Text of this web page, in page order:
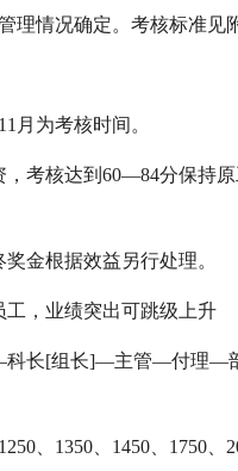
理情况确定。考核标准见
月为考核时间。
考核达到60—84分保持
金根据效益另行处理。
工，业绩突出可跳级上升
科长[组长]—主管—付理
、1350、1450、1750、